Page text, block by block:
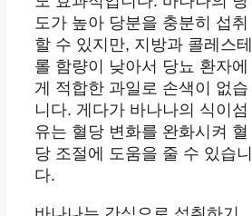
도가 높아 당분을 충분히 섭취
할 수 있지만, 지방과 콜레스테
롤 함량이 낮아서 당뇨 환자에
게 적합한 과일로 손색이 없습
니다. 게다가 바나나의 식이섬
유는 혈당 변화를 완화시켜 혈
당 조절에 도움을 줄 수 있습니
다.